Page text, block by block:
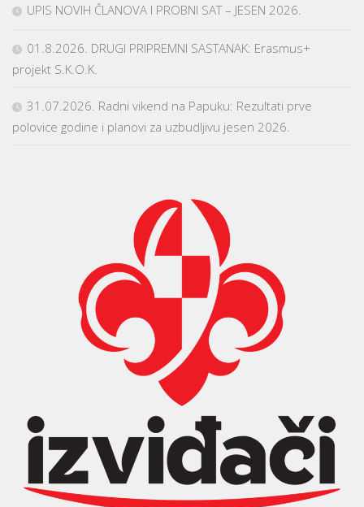
UPIS NOVIH ČLANOVA I PROBNI SAT – JESEN 2026.
01.8.2026. DRUGI PRIPREMNI SASTANAK: Erasmus+
projekt S.K.O.K.
31.07.2026. Radni vikend na Papuku: Rezultati prve
polovice godine i planovi za uzbudljivu jesen 2026.